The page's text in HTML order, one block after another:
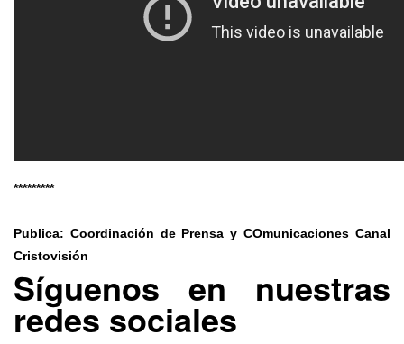
*********
Publica: Coordinación de Prensa y COmunicaciones Canal
Cristovisión
Síguenos en nuestras
redes sociales